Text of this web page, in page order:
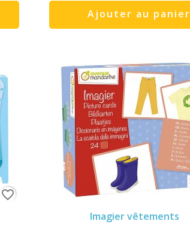
Ajouter au panier
favorite_border
Imagier vêtements